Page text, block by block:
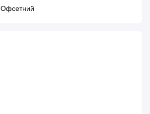
Офсетний